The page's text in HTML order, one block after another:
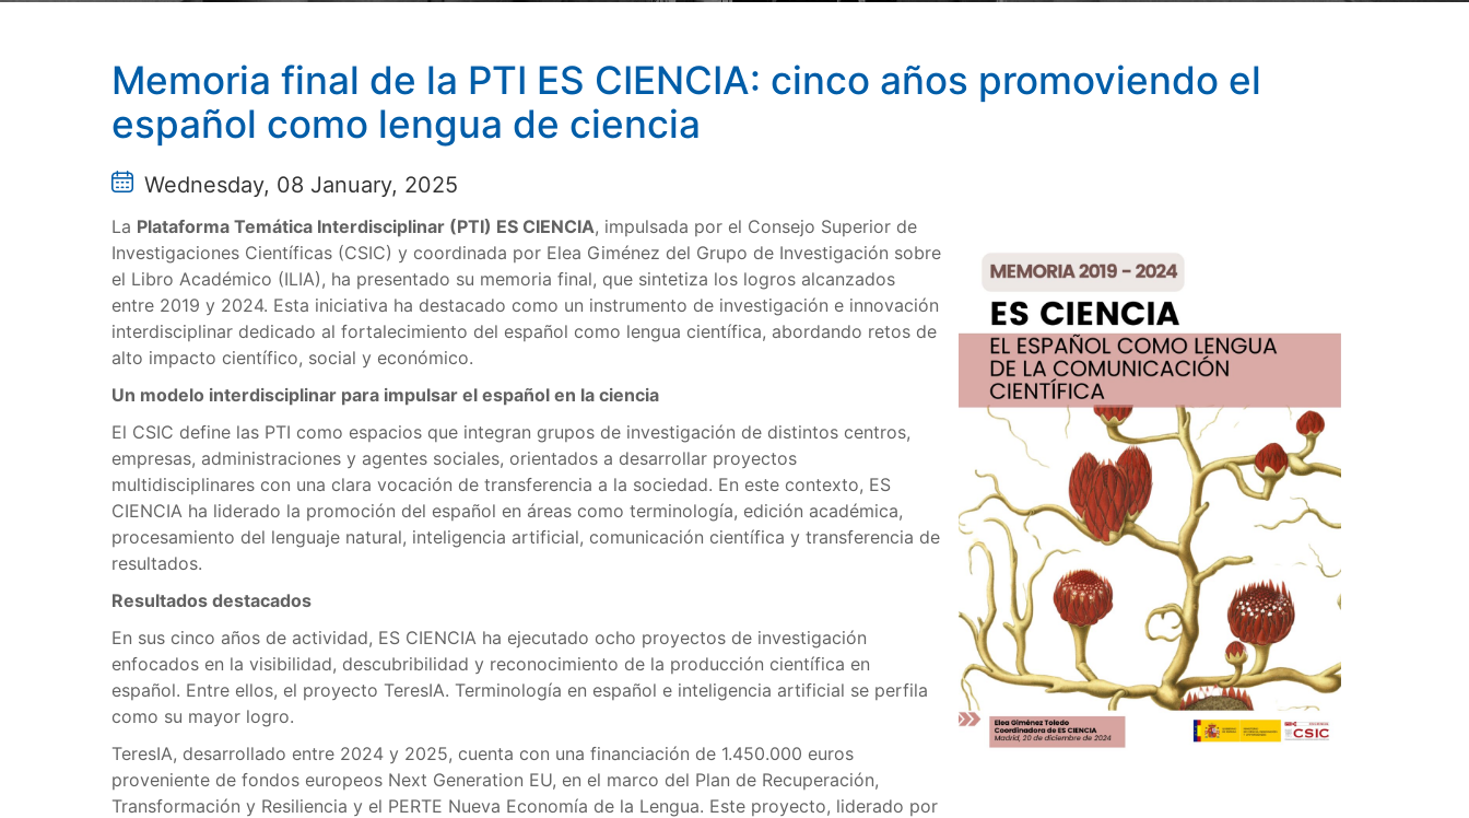
Memoria final de la PTI ES CIENCIA: cinco años promoviendo el
español como lengua de ciencia
Wednesday, 08 January, 2025
La Plataforma Temática Interdisciplinar (PTI) ES CIENCIA, impulsada por el Consejo Superior de
Investigaciones Científicas (CSIC) y coordinada por Elea Giménez del Grupo de Investigación sobre
el Libro Académico (ILIA), ha presentado su memoria final, que sintetiza los logros alcanzados
entre 2019 y 2024. Esta iniciativa ha destacado como un instrumento de investigación e innovación
interdisciplinar dedicado al fortalecimiento del español como lengua científica, abordando retos de
alto impacto científico, social y económico.
Un modelo interdisciplinar para impulsar el español en la ciencia
El CSIC define las PTI como espacios que integran grupos de investigación de distintos centros,
empresas, administraciones y agentes sociales, orientados a desarrollar proyectos
multidisciplinares con una clara vocación de transferencia a la sociedad. En este contexto, ES
CIENCIA ha liderado la promoción del español en áreas como terminología, edición académica,
procesamiento del lenguaje natural, inteligencia artificial, comunicación científica y transferencia de
resultados.
Resultados destacados
En sus cinco años de actividad, ES CIENCIA ha ejecutado ocho proyectos de investigación
enfocados en la visibilidad, descubribilidad y reconocimiento de la producción científica en
español. Entre ellos, el proyecto TeresIA. Terminología en español e inteligencia artificial se perfila
como su mayor logro.
TeresIA, desarrollado entre 2024 y 2025, cuenta con una financiación de 1.450.000 euros
proveniente de fondos europeos Next Generation EU, en el marco del Plan de Recuperación,
Transformación y Resiliencia y el PERTE Nueva Economía de la Lengua. Este proyecto, liderado por